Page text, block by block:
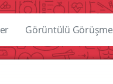
Görüntülü Görüşme